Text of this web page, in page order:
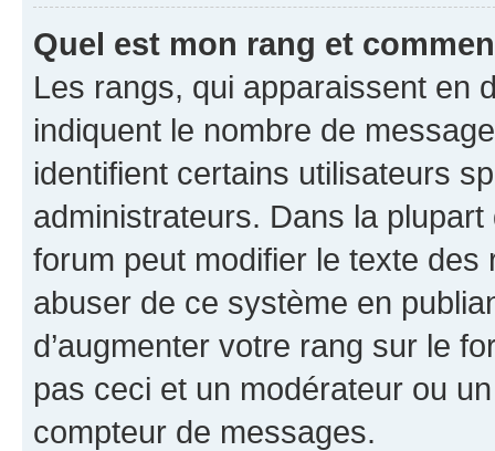
Quel est mon rang et
Les rangs, qui apparaissent en
indiquent le nombre de
identifient certains utilisateurs
administrateurs. Dans la
forum peut modifier le texte
abuser de ce système en
d’augmenter votre rang sur le
pas ceci et un modérateur ou
compteur de messages.